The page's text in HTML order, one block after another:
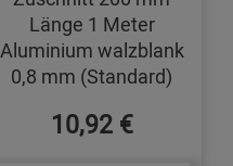
Länge 1 Meter
Aluminium walzblank
0,8 mm (Standard)
10,92 €